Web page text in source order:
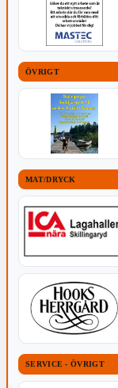
ÖVRIGT
MAT/DRYCK
SERVICE - ÖVRIGT